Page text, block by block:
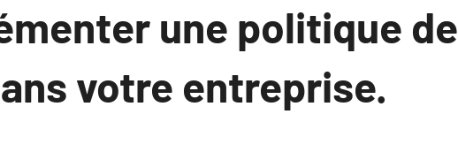
une politique de
votre entreprise.